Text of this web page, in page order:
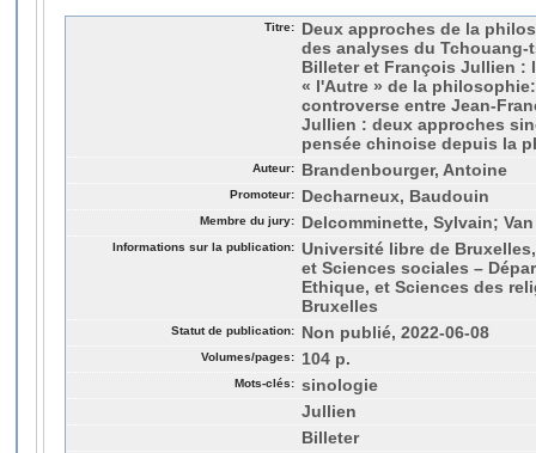
Titre:
Deux approches de la
des analyses du Tchouang-
Billeter et François Jullien :
« l'Autre » de la
controverse entre Jean-
Jullien : deux approches
pensée chinoise depuis la
Auteur: Brandenbourger, Antoine
Promoteur: Decharneux, Baudouin
Membre du jury: Delcomminette, Sylvain;
Informations sur la publication: Université libre de
et Sciences sociales –
Ethique, et Sciences des
Bruxelles
Statut de publication: Non publié, 2022-06-08
Volumes/pages: 104 p.
Mots-clés: sinologie
Jullien
Billeter